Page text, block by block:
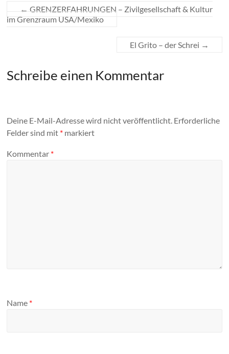
← GRENZERFAHRUNGEN – Zivilgesellschaft & Kultur
im Grenzraum USA/Mexiko
El Grito – der Schrei →
Schreibe einen Kommentar
Deine E-Mail-Adresse wird nicht veröffentlicht. Erforderliche
Felder sind mit * markiert
Kommentar *
Name *